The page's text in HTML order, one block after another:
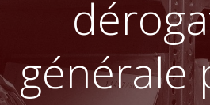
générale